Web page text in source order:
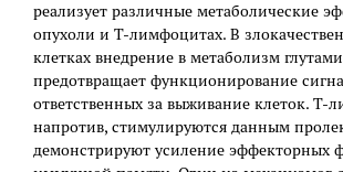
реализует различные метаболические
опухоли и Т-лимфоцитах. В
клетках внедрение в метаболизм
предотвращает функционирование
ответственных за выживание клеток. Т-
напротив, стимулируются данным
демонстрируют усиление эффекторных